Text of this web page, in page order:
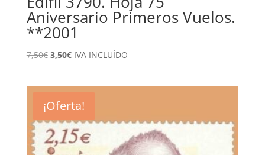
Aniversario Primeros Vuelos.
**2001
7,50€ El
7,50€.
3,50€El
3,50€.
IVA INCLUÍDO
¡Oferta!